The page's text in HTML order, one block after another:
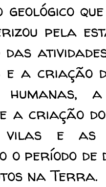
geológico
pela
a criação
humanas,
a criação
e as
o período de
na Terra.